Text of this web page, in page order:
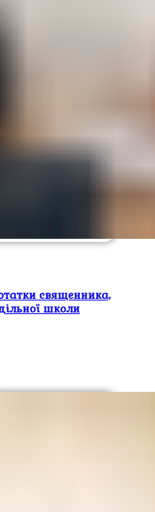
священника,
школи